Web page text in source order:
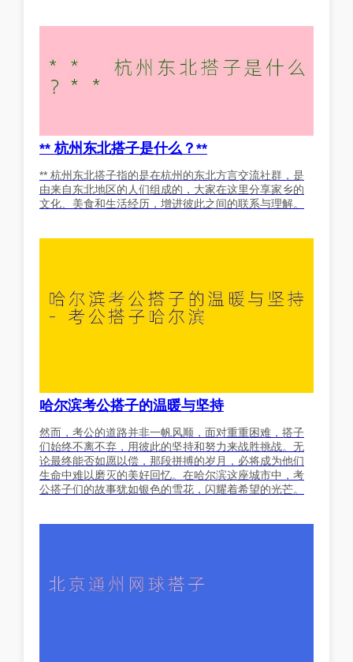
** 杭州东北搭子是什么？**
** 杭州东北搭子指的是在杭州的东北方言交流社群，是
由来自东北地区的人们组成的，大家在这里分享家乡的
文化、美食和生活经历，增进彼此之间的联系与理解。
哈尔滨考公搭子的温暖与坚持
然而，考公的道路并非一帆风顺，面对重重困难，搭子
们始终不离不弃，用彼此的坚持和努力来战胜挑战。无
论最终能否如愿以偿，那段拼搏的岁月，必将成为他们
生命中难以磨灭的美好回忆。在哈尔滨这座城市中，考
公搭子们的故事犹如银色的雪花，闪耀着希望的光芒。